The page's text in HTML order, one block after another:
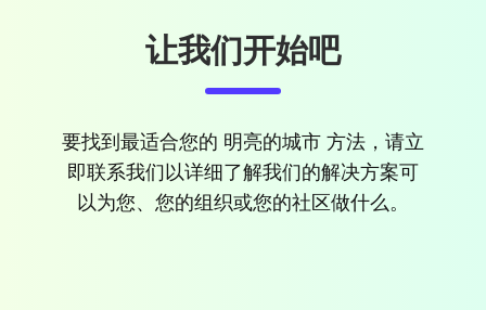
让我们开始吧
要找到最适合您的 明亮的城市 方法，请立
即联系我们以详细了解我们的解决方案可
以为您、您的组织或您的社区做什么。